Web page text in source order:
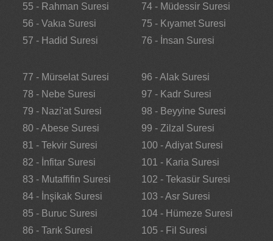
55 - Rahman Suresi
56 - Vakıa Suresi
57 - Hadid Suresi
74 - Müdessir Suresi
75 - Kıyamet Suresi
76 - İnsan Suresi
77 - Mürselat Suresi
78 - Nebe Suresi
79 - Nazi'at Suresi
80 - Abese Suresi
81 - Tekvir Suresi
82 - İnfitar Suresi
83 - Mutaffifin Suresi
84 - İnşikak Suresi
85 - Buruc Suresi
86 - Tarık Suresi
96 - Alak Suresi
97 - Kadr Suresi
98 - Beyyine Suresi
99 - Zilzal Suresi
100 - Adiyat Suresi
101 - Karia Suresi
102 - Tekasür Suresi
103 - Asr Suresi
104 - Hümeze Suresi
105 - Fil Suresi